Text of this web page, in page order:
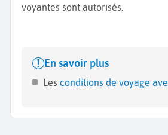
voyantes sont autorisés.
En savoir plus
Les conditions de voyage